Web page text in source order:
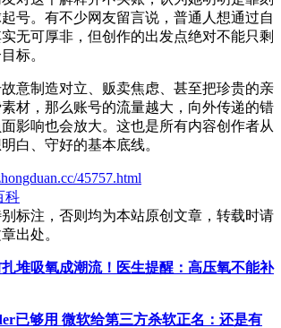
号。有不少网友留言说，普通人想通过自
无可厚非，但创作的出发点绝对不能只剩
标。
意制造对立、贩卖焦虑、甚至把珍贵的亲
材，那么账号的流量越大，向外传递的错
影响也会放大。这也是所有内容创作者从
白、守好的基本底线。
45757.html
科
别标注，否则均为本站原创文章，转载时请
出处。
堆吸氧成潮流！医生提醒：高压氧不能补
已够用 微软给第三方杀软正名：还是有